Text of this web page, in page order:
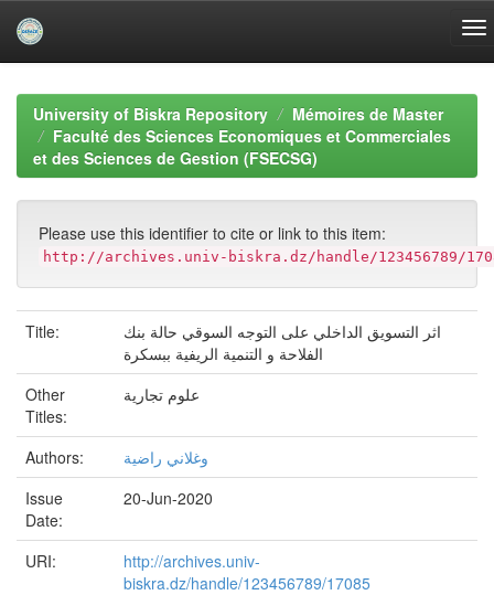
navigationUniversity of Biskra Repository
Mémoires de Master
Faculté des Sciences Economiques et Commerciales
et des Sciences de Gestion (FSECSG)
Please use this identifier to cite or link to this item:
http://archives.univ-biskra.dz/handle/123456789/
Title:
اثر التسويق الداخلي على التوجه السوقي حالة بنك
الفلاحة و التنمية الريفية ببسكرة
Other
Titles:
علوم تجارية
Authors:
وغلاني راضية
Issue
Date:
20-Jun-2020
URI:
http://archives.univ-
biskra.dz/handle/123456789/17085